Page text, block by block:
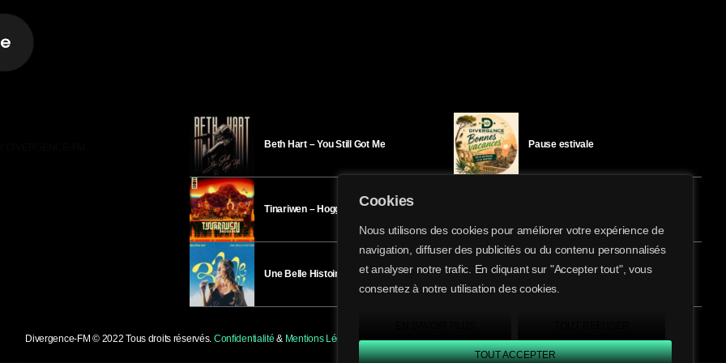
Cookies
Nous utilisons des cookies pour améliorer votre expérience de
navigation, diffuser des publicités ou du contenu personnalisés
et analyser notre trafic. En cliquant sur "Accepter tout", vous
consentez à notre utilisation des cookies.
TOUT ACCEPTER
share
email
Beth Hart – You Still Got Me
Tinariwen – Hoggar
Une Belle Histoire – Héloïse Bay
Pause estivale
Ici l’Ombre – mardi 28 juillet
Divergence-FM © 2022 Tous droits réservés. Confidentialité & Mentions Légales.